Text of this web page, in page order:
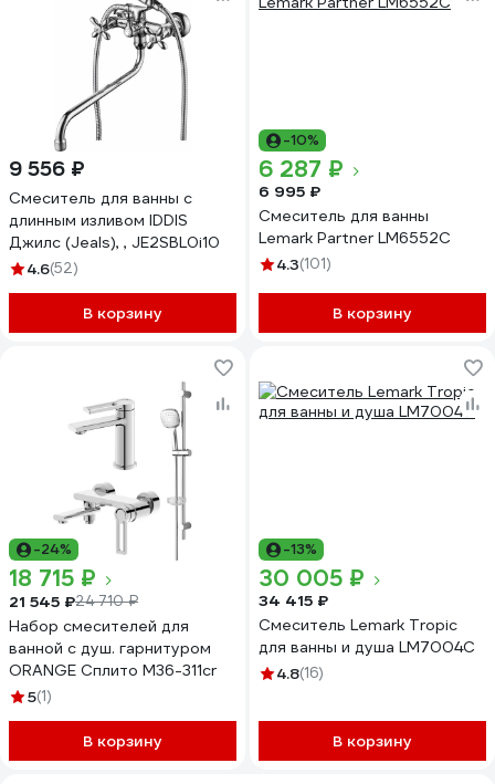
9 556 ₽
Смеситель для ванны с
длинным изливом IDDIS
Джилс (Jeals), , JE2SBL0i10
4.6(52)
В корзину
-10%
6 287 ₽
6 995 ₽
Смеситель для ванны
Lemark Partner LM6552C
4.3(101)
В корзину
-24%
18 715 ₽
21 545 ₽24 710 ₽
Набор смесителей для
ванной с душ. гарнитуром
ORANGE Сплито M36-311cr
5(1)
В корзину
-13%
30 005 ₽
34 415 ₽
Смеситель Lemark Tropic
для ванны и душа LM7004C
4.8(16)
В корзину